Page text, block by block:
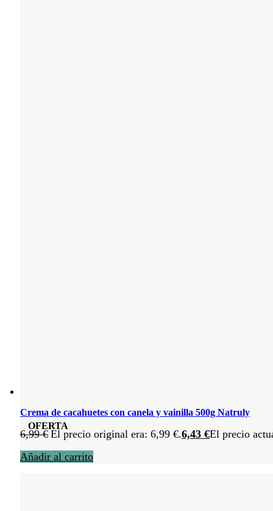
OFERTA
Crema de cacahuetes con canela y vainilla 500g Natruly
6,99€ El precio original era: 6,99 €.6,43 €El precio
Añadir al carrito